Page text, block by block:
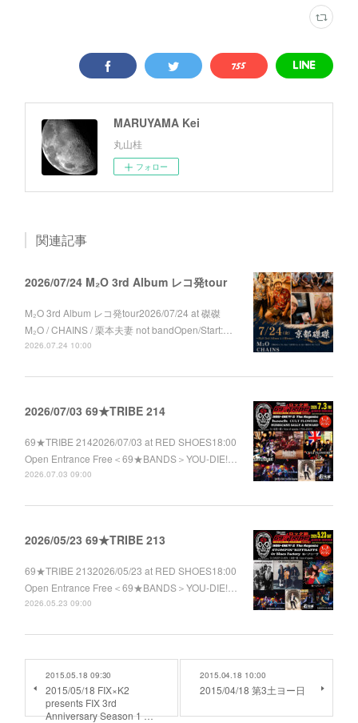
MARUYAMA Kei
丸山桂
フォロー
関連記事
2026/07/24 M₂O 3rd Album レコ発tour
M₂O 3rd Album レコ発tour2026/07/24 at 磔磔
M₂O / CHAINS / 栗本夫妻 not bandOpen/Start:…
2026.07.24 10:00
2026/07/03 69★TRIBE 214
69★TRIBE 2142026/07/03 at RED SHOES18:00
Open Entrance Free＜69★BANDS＞YOU-DIE!…
2026.07.03 09:00
2026/05/23 69★TRIBE 213
69★TRIBE 2132026/05/23 at RED SHOES18:00
Open Entrance Free＜69★BANDS＞YOU-DIE!…
2026.05.23 09:00
2015.05.18 09:30
2015/05/18 FIX×K2
presents FIX 3rd
Anniversary Season 1 …
2015.04.18 10:00
2015/04/18 第3土ヨー日